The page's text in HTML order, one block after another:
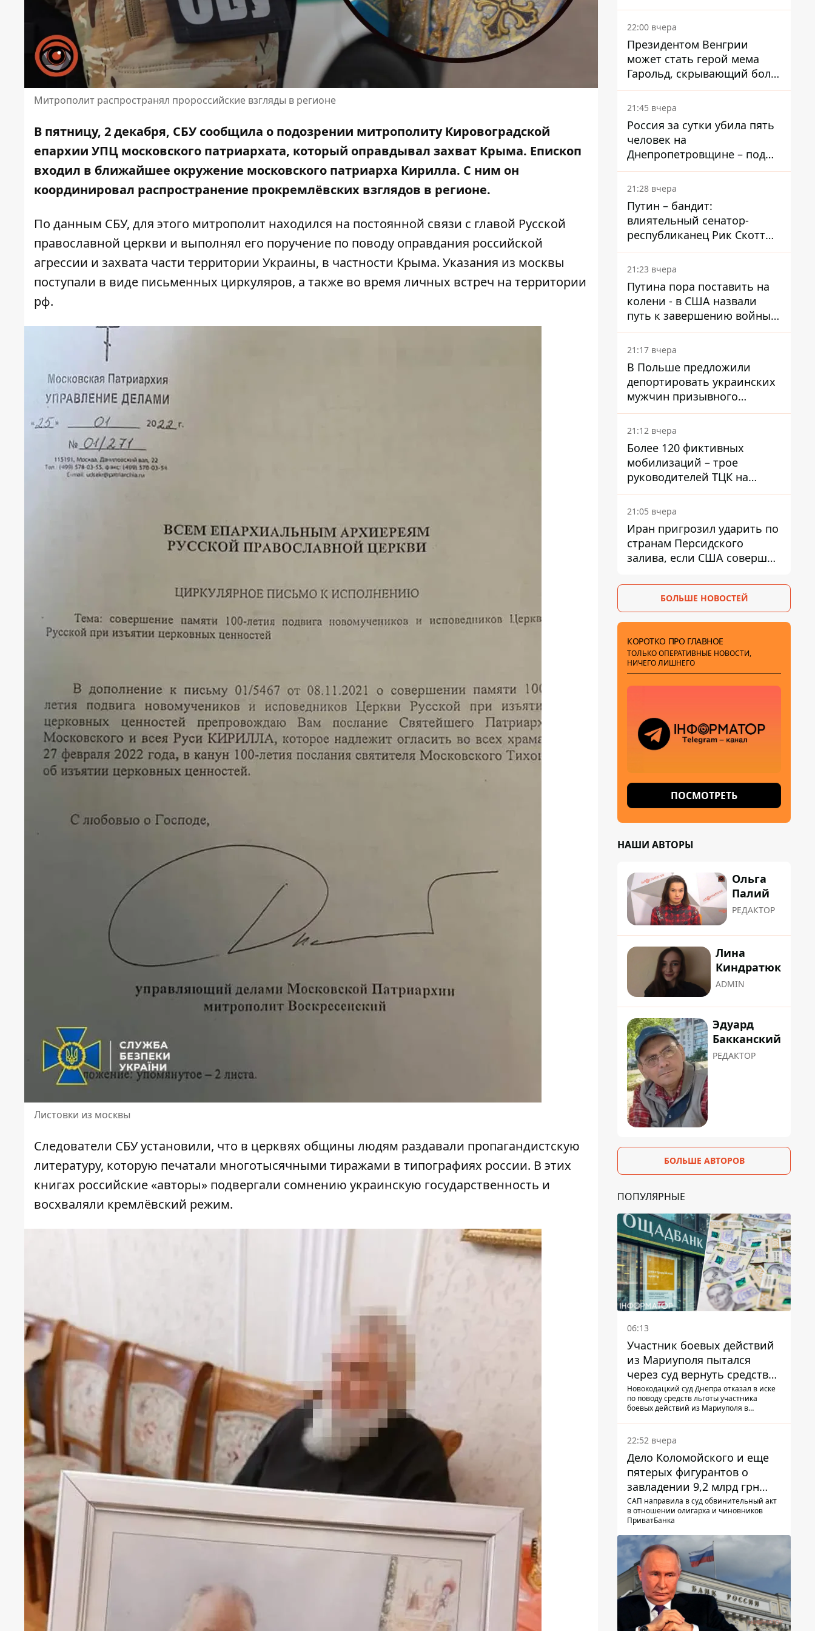
Митрополит распространял пророссийские взгляды в регионе
В пятницу, 2 декабря, СБУ сообщила о подозрении митрополиту Кировоградской
епархии УПЦ московского патриархата, который оправдывал захват Крыма. Епископ
входил в ближайшее окружение московского патриарха Кирилла. С ним он
координировал распространение прокремлёвских взглядов в регионе.
По данным СБУ, для этого митрополит находился на постоянной связи с главой Русской
православной церкви и выполнял его поручение по поводу оправдания российской
агрессии и захвата части территории Украины, в частности Крыма. Указания из москвы
поступали в виде письменных циркуляров, а также во время личных встреч на территории
рф.
Листовки из москвы
Следователи СБУ установили, что в церквях общины людям раздавали пропагандистскую
литературу, которую печатали многотысячными тиражами в типографиях россии. В этих
книгах российские «авторы» подвергали сомнению украинскую государственность и
восхваляли кремлёвский режим.
вкладывает миллионы
22:00 вчера
Президентом Венгрии
может стать герой мема
Гарольд, скрывающий боль
– он возглавил народное
голосование
21:45 вчера
Россия за сутки убила пять
человек на
Днепропетровщине – под
ударами оказались пять
районов области
21:28 вчера
Путин – бандит:
влиятельный сенатор-
республиканец Рик Скотт
призвал Конгресс привлечь
РФ к ответственности за
войну в Украине
21:23 вчера
Путина пора поставить на
колени - в США назвали
путь к завершению войны -
National Security Journal
21:17 вчера
В Польше предложили
депортировать украинских
мужчин призывного
возраста - кого это может
затронуть
21:12 вчера
Более 120 фиктивных
мобилизаций – трое
руководителей ТЦК на
Волыни и Буковине
получили подозрения за
фейковые отчеты
21:05 вчера
Иран пригрозил ударить по
странам Персидского
залива, если США совершат
БОЛЬШЕ НОВОСТЕЙ
КОРОТКО ПРО ГЛАВНОЕ
ТОЛЬКО ОПЕРАТИВНЫЕ НОВОСТИ,
НИЧЕГО ЛИШНЕГО
ПОСМОТРЕТЬ
НАШИ АВТОРЫ
Ольга
Палий
РЕДАКТОР
Лина
Киндратюк
ADMIN
Эдуард
Бакканский
РЕДАКТОР
БОЛЬШЕ АВТОРОВ
ПОПУЛЯРНЫЕ
06:13
Участник боевых действий
из Мариуполя пытался
через суд вернуть средства
субсидии со счета в
Ощадбанке – каким было
Новокодацкий суд Днепра отказал в иске
по поводу средств льготы участника
боевых действий из Мариуполя в
22:52 вчера
Дело Коломойского и еще
пятерых фигурантов о
завладении 9,2 млрд грн
ПриватБанка направили в
суд
САП направила в суд обвинительный акт
в отношении олигарха и чиновников
ПриватБанка